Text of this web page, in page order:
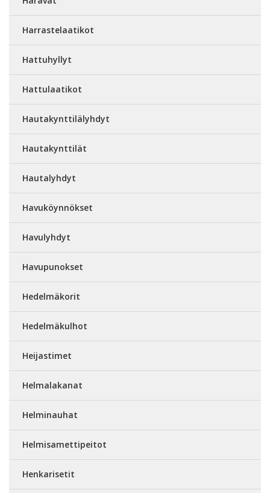
Harrastelaatikot
Hattuhyllyt
Hattulaatikot
Hautakynttilälyhdyt
Hautakynttilät
Hautalyhdyt
Havuköynnökset
Havulyhdyt
Havupunokset
Hedelmäkorit
Hedelmäkulhot
Heijastimet
Helmalakanat
Helminauhat
Helmisamettipeitot
Henkarisetit